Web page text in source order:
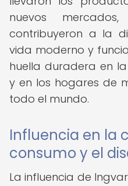
nuevos
contribuyeron a la
vida moderno y
huella duradera en
y en los hogares de
todo el mundo.
Influencia en la
consumo y el
La influencia de